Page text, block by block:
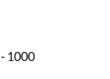
1000